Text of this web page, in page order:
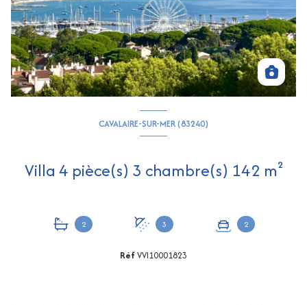
CAVALAIRE-SUR-MER (83240)
Villa 4 pièce(s) 3 chambre(s) 142 m²
2 3 2
RéfVVI10001823